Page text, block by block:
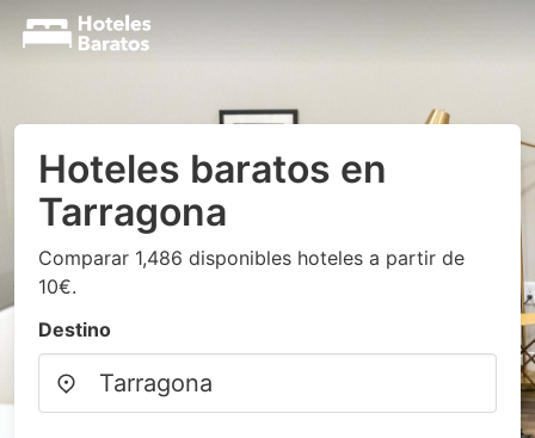
Hoteles baratos en
Tarragona
Comparar 1,486 disponibles hoteles a partir de
10€.
Destino